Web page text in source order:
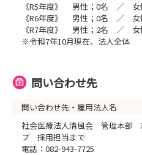
《R5年度》 男性；0名 ／ 女
《R6年度》 男性；0名 ／ 女
《R7年度》 男性；2名 ／ 女
※令和7年10月現在、法人全体
問い合わせ先
問い合わせ先・雇用法人名
社会医療法人清風会 管理本部
プ 採用担当まで
電話：082-943-7725